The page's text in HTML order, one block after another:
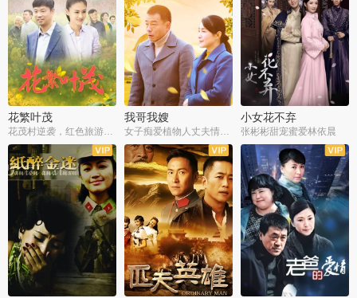
花繁叶茂
花茂村逆袭，红色旅游出圈
我哥我嫂
女子痴爱植物人丈夫情定一生
小女花不弃
张彬彬甜宠蜜爱林依晨
全42集
全35集 全32集